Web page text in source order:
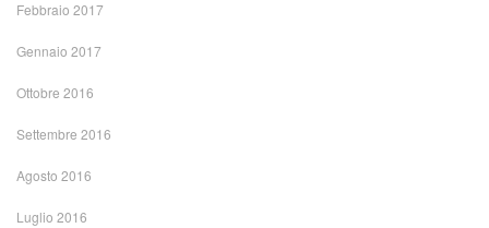
Febbraio 2017
Gennaio 2017
Ottobre 2016
Settembre 2016
Agosto 2016
Luglio 2016